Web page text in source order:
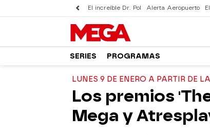
El increíble Dr. Pol Alerta Aeropuerto
SERIES PROGRAMAS
LUNES 9 DE ENERO A PARTIR DE
Los premios
Mega y